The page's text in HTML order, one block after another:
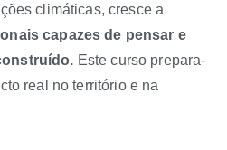
climáticas, cresce a
capazes de pensar e
Este curso prepara-
real no território e na